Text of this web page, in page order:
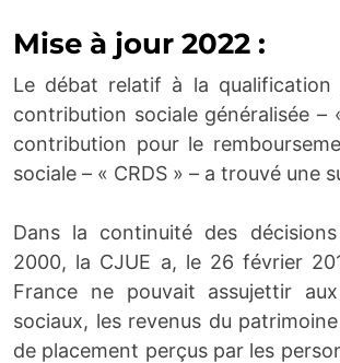
Mise à jour 2022 :
Le débat relatif à la qualification
contribution sociale généralisée –
contribution pour le
sociale – « CRDS » – a trouvé une
Dans la continuité des
2000, la CJUE a, le 26 février
France ne pouvait assujettir
sociaux, les revenus du
de placement perçus par les